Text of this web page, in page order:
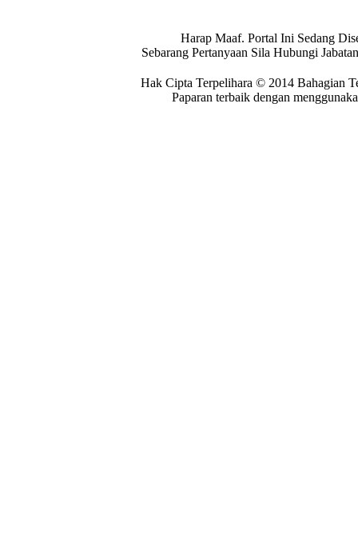
Harap Maaf. Portal Ini Sedang
Sebarang Pertanyaan Sila Hubungi
Hak Cipta Terpelihara © 2014 Bahagian
Paparan terbaik dengan